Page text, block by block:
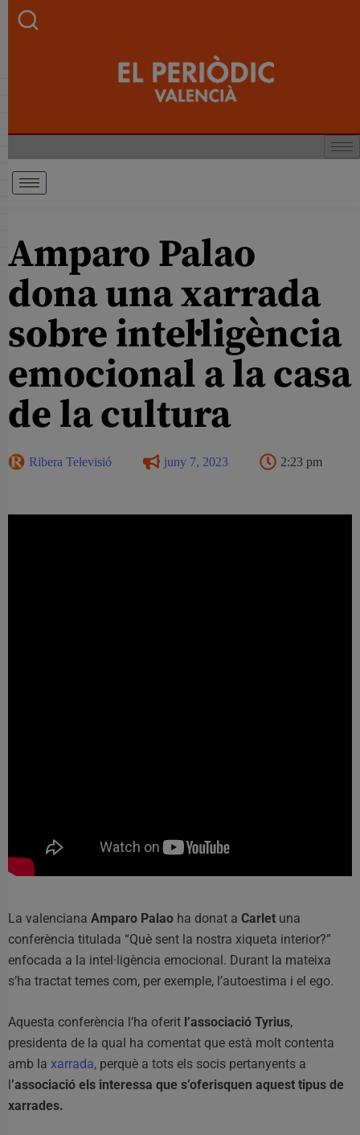
Amparo Palao
dona una xarrada
sobre intel·ligència
emocional a la casa
de la cultura
Ribera Televisió juny 7, 2023 2:23 pm
La valenciana Amparo Palao ha donat a Carlet una
conferència titulada “Què sent la nostra xiqueta interior?”
enfocada a la intel·ligència emocional. Durant la mateixa
s’ha tractat temes com, per exemple, l’autoestima i el ego.
Aquesta conferència l’ha oferit l’associació Tyrius,
presidenta de la qual ha comentat que està molt contenta
amb la xarrada, perquè a tots els socis pertanyents a
l’associació els interessa que s’oferisquen aquest tipus de
xarrades.